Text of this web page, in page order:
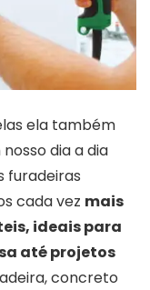
ela também
dia a dia
furadeiras
cada vez mais
ideais para
até projetos
concreto